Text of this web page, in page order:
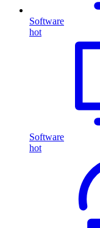
Software
hot
Software
hot